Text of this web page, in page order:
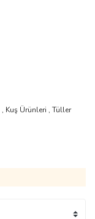
, Kuş Ürünleri ,Tüller